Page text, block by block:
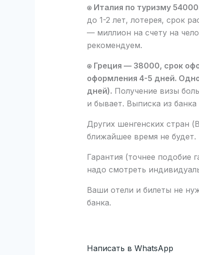
⍟ Италия по туризму
до 1-2 лет, лотерея, срок
— миллион на счету на
рекомендуем.
⍟ Греция — 38000, срок
оформления 4-5 дней.
дней). Получение визы
и бывает. Выписка из
Других шенгенских стран
ближайшее время не будет.
Гарантия (точнее подобие
надо смотреть
Ваши отели и билеты не
банка.
Написать в WhatsApp